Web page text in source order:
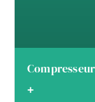
+